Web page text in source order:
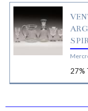
27%